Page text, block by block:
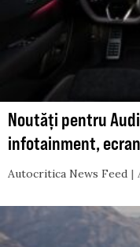
Noutăți pentru
infotainment,
Autocritica News Feed